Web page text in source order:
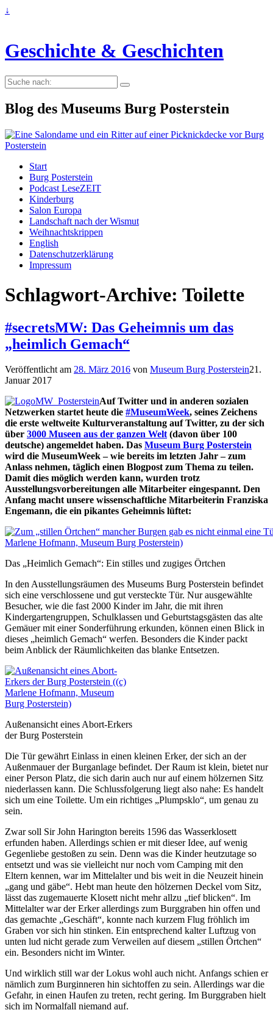
↓
Geschichte & Geschichten
Suche
nach:
Blog des Museums Burg Posterstein
Start
Burg Posterstein
Podcast LeseZEIT
Kinderburg
Salon Europa
Landschaft nach der Wismut
Weihnachtskrippen
English
Datenschutzerklärung
Impressum
Schlagwort-Archive: Toilette
#secretsMW: Das Geheimnis um das
„heimlich Gemach“
Veröffentlicht am 28. März 2016 von Museum Burg Posterstein21.
Januar 2017
Auf Twitter und in anderen sozialen
Netzwerken startet heute die #MuseumWeek, seines Zeichens
die erste weltweite Kulturveranstaltung auf Twitter, zu der sich
über 3000 Museen aus der ganzen Welt(davon über 100
deutsche) angemeldet haben. Das Museum Burg Posterstein
wird die MuseumWeek – wie bereits im letzten Jahr – zum
Anlass nehmen, täglich einen Blogpost zum Thema zu teilen.
Damit dies möglich werden kann, wurden trotz
Ausstellungsvorbereitungen alle Mitarbeiter eingespannt. Den
Anfang macht unsere wissenschaftliche Mitarbeiterin Franziska
Engemann, die ein pikantes Geheimnis lüftet:
Das „Heimlich Gemach“: Ein stilles und zugiges Örtchen
In den Ausstellungsräumen des Museums Burg Posterstein befindet
sich eine verschlossene und gut versteckte Tür. Nur ausgewählte
Besucher, wie die fast 2000 Kinder im Jahr, die mit ihren
Kindergartengruppen, Schulklassen und Geburtstagsgästen das alte
Gemäuer mit einer Sonderführung erkunden, können einen Blick in
dieses „heimlich Gemach“ werfen. Besonders die Kinder packt
beim Anblick der Räumlichkeiten das blanke Entsetzen.
Außenansicht eines Abort-Erkers
der Burg Posterstein
Die Tür gewährt Einlass in einen kleinen Erker, der sich an der
Außenmauer der Burganlage befindet. Der Raum ist klein, bietet nur
einer Person Platz, die sich darin auch nur auf einem hölzernen Sitz
niederlassen kann. Die Schlussfolgerung liegt also nahe: Es handelt
sich um eine Toilette. Um ein richtiges „Plumpsklo“, um genau zu
sein.
Zwar soll Sir John Harington bereits 1596 das Wasserklosett
erfunden haben. Allerdings schien er mit dieser Idee, auf wenig
Gegenliebe gestoßen zu sein. Denn was die Kinder heutzutage so
entsetzt und was sie vielleicht nur noch vom Camping mit den
Eltern kennen, war im Mittelalter und bis weit in die Neuzeit hinein
„gang und gäbe“. Hebt man heute den hölzernen Deckel vom Sitz,
lässt das zugemauerte Klosett nicht mehr allzu „tief blicken“. Im
Mittelalter war der Erker allerdings zum Burggraben hin offen und
das gemachte „Geschäft“, konnte nach kurzem Flug fröhlich im
Graben vor sich hin stinken. Ein entsprechend kalter Luftzug von
unten lud nicht gerade zum Verweilen auf diesem „stillen Örtchen“
ein. Besonders nicht im Winter.
Und wirklich still war der Lokus wohl auch nicht. Anfangs schien er
nämlich zum Burginneren hin sichtoffen zu sein. Allerdings war die
Gefahr, in einen Haufen zu treten, recht gering. Im Burggraben hielt
sich im Normalfall niemand auf.